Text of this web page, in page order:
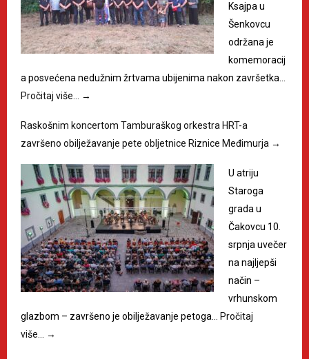
Ksajpa u
Šenkovcu
održana je
komemoracij
a posvećena nedužnim žrtvama ubijenima nakon završetka…
Pročitaj više…
→
Raskošnim koncertom Tamburaškog orkestra HRT-a
završeno obilježavanje pete obljetnice Riznice Međimurja →
U atriju
Staroga
grada u
Čakovcu 10.
srpnja uvečer
na najljepši
način –
vrhunskom
glazbom – završeno je obilježavanje petoga…
Pročitaj
više…
→